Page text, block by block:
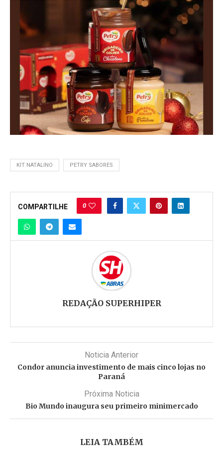
KIT NATALINO PETRY SABORES
COMPARTILHE 0
REDAÇÃO SUPERHIPER
Noticia Anterior
Condor anuncia investimento de mais cinco lojas no
Paraná
Próxima Noticia
Bio Mundo inaugura seu primeiro minimercado
LEIA TAMBÉM